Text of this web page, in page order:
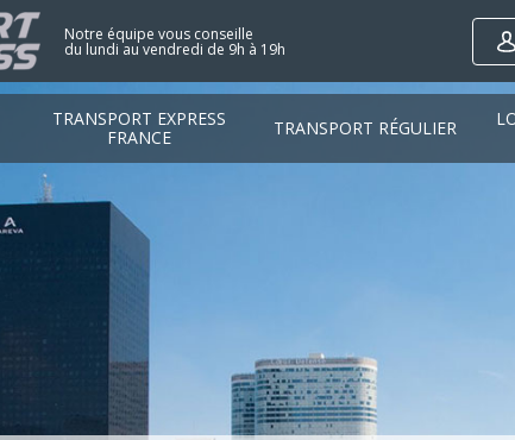
Notre équipe vous conseille
du lundi au vendredi de 9h à 19h
TRANSPORT EXPRESS
FRANCE
TRANSPORT RÉGULIER